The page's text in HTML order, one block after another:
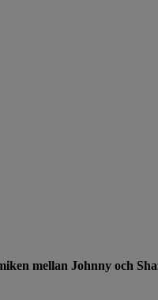
mellan Johnny och